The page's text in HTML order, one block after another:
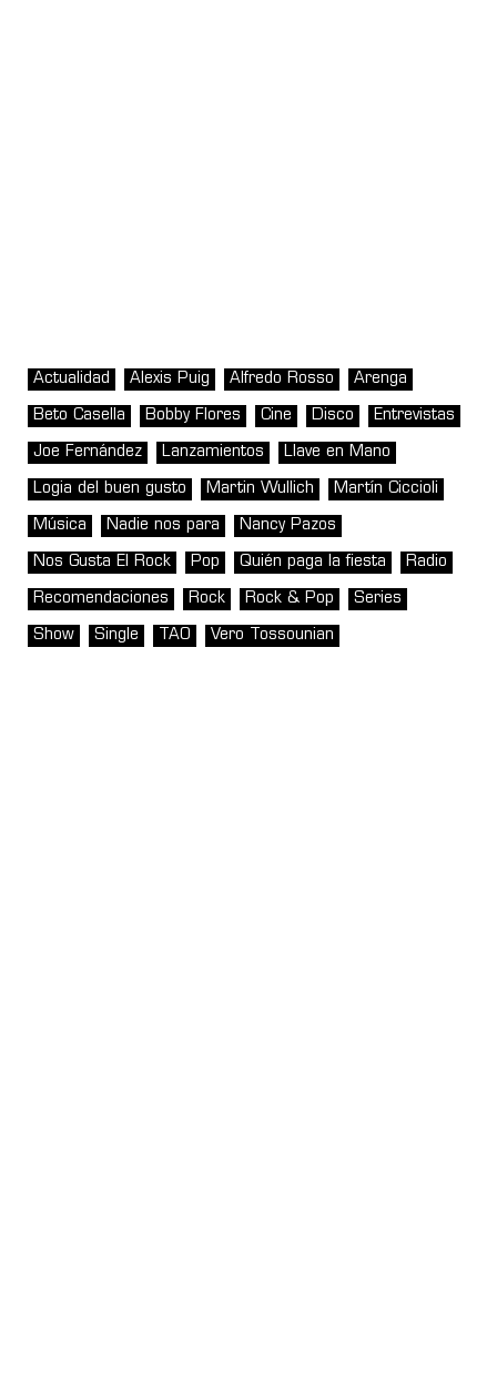
Actualidad Alexis Puig Alfredo Rosso Arenga
Beto Casella Bobby Flores Cine Disco Entrevistas
Joe Fernández Lanzamientos Llave en Mano
Logia del buen gusto Martin Wullich Martín Ciccioli
Música Nadie nos para Nancy Pazos
Nos Gusta El Rock Pop Quién paga la fiesta Radio
Recomendaciones Rock Rock & Pop Series
Show Single TAO Vero Tossounian